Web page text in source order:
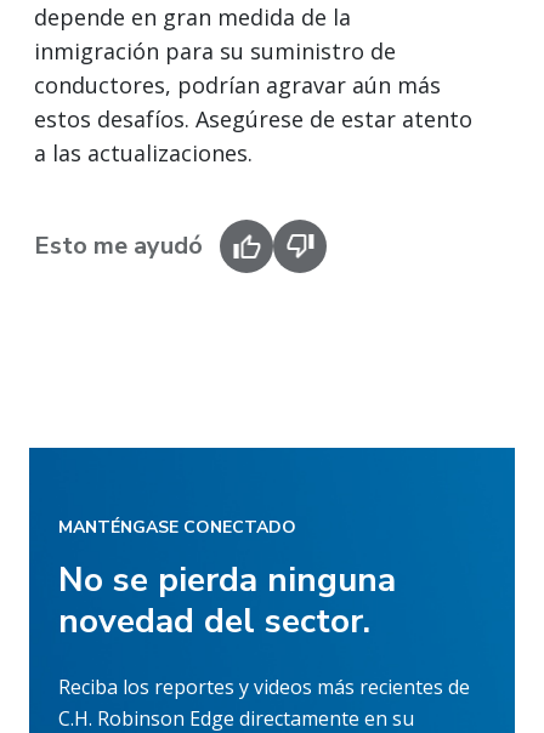
depende en gran medida de la
inmigración para su suministro de
conductores, podrían agravar aún más
estos desafíos. Asegúrese de estar atento
a las actualizaciones.
Esto me ayudó
MANTÉNGASE CONECTADO
No se pierda ninguna
novedad del sector.
Reciba los reportes y videos más recientes de
C.H. Robinson Edge directamente en su